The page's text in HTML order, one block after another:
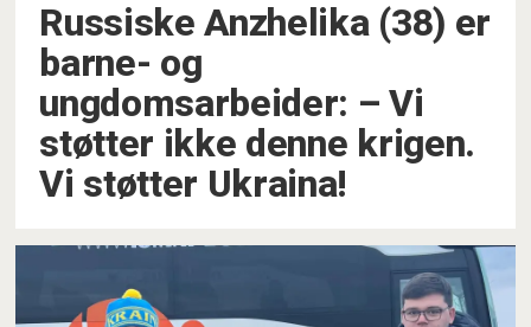
Russiske Anzhelika (38) er
barne- og
ungdomsarbeider: –⁠ Vi
støtter ikke denne krigen.
Vi støtter Ukraina!